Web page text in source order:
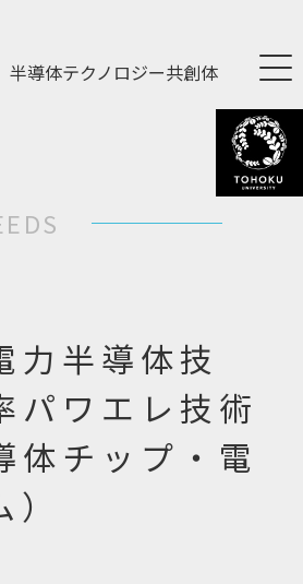
半導体テクノロジー共創体
力半導体技
パワエレ技術
体チップ・電